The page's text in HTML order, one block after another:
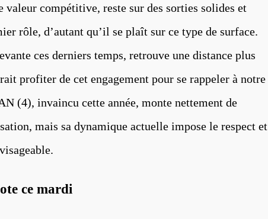
compétitive, reste sur des sorties solides et
rôle, d’autant qu’il se plaît sur ce type de surface.
ces derniers temps, retrouve une distance plus
profiter de cet engagement pour se rappeler à notre
(4), invaincu cette année, monte nettement de
mais sa dynamique actuelle impose le respect et
ce mardi